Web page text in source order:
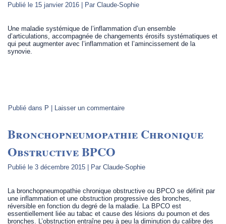
Publié le 15 janvier 2016 | Par Claude-Sophie
Une maladie systémique de l’inflammation d’un ensemble
d’articulations, accompagnée de changements érosifs systématiques et
qui peut augmenter avec l’inflammation et l’amincissement de la
synovie.
Publié dans P | Laisser un commentaire
Bronchopneumopathie Chronique
Obstructive BPCO
Publié le 3 décembre 2015 | Par Claude-Sophie
La bronchopneumopathie chronique obstructive ou BPCO se définit par
une inflammation et une obstruction progressive des bronches,
réversible en fonction du degré de la maladie. La BPCO est
essentiellement liée au tabac et cause des lésions du poumon et des
bronches. L’obstruction entraîne peu à peu la diminution du calibre des